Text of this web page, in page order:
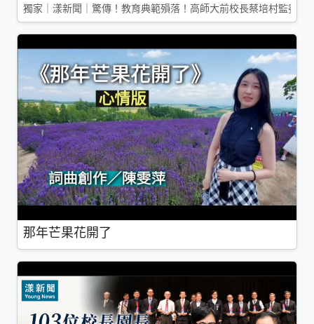
獨家｜漾新聞｜驚傳！教育典範殞落！高師大前校長蔡培村監委
那年芒果花開了